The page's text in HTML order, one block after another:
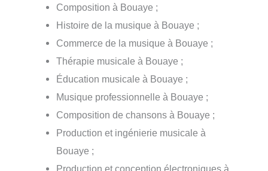
Composition à Bouaye ;
Histoire de la musique à Bouaye ;
Commerce de la musique à Bouaye ;
Thérapie musicale à Bouaye ;
Éducation musicale à Bouaye ;
Musique professionnelle à Bouaye ;
Composition de chansons à Bouaye ;
Production et ingénierie musicale à
Bouaye ;
Production et conception électroniques à